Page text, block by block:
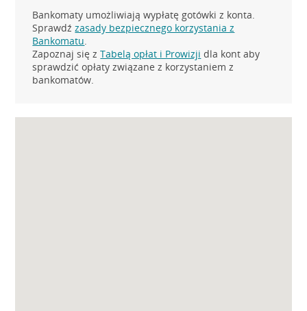
Bankomaty umożliwiają wypłatę gotówki z konta.
Sprawdźzasady bezpiecznego korzystania z
Bankomatu.
Zapoznaj się zTabelą opłat i Prowizji dla kont aby
sprawdzić opłaty związane z korzystaniem z
bankomatów.